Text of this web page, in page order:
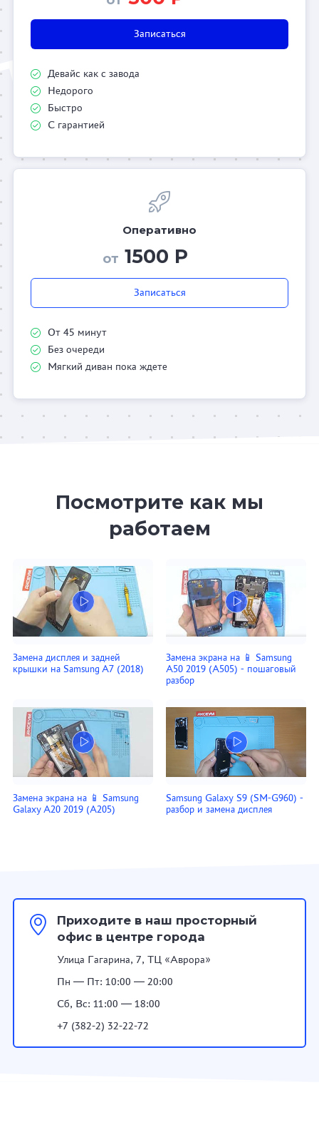
Записаться
Девайс как с завода
Недорого
Быстро
С гарантией
Оперативно
от 1500 Р
Записаться
От 45 минут
Без очереди
Мягкий диван пока ждете
Посмотрите как мы
работаем
Замена дисплея и задней
крышки на Samsung A7 (2018)
Замена экрана на 📱 Samsung
A50 2019 (A505) - пошаговый
разбор
Замена экрана на 📱 Samsung
Galaxy A20 2019 (A205)
Samsung Galaxy S9 (SM-G960) -
разбор и замена дисплея
Приходите в наш просторный
офис в центре города
Улица Гагарина, 7, ТЦ «Аврора»
Пн — Пт: 10:00 — 20:00
Сб, Вс: 11:00 — 18:00
+7 (382-2) 32-22-72